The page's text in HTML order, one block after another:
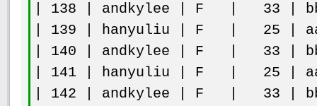
| 138 | andkylee | F | 33 |
| 139 | hanyuliu | F | 25 |
| 140 | andkylee | F | 33 |
| 141 | hanyuliu | F | 25 |
| 142 | andkylee | F | 33 |